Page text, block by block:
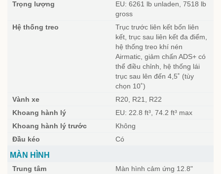
Trọng lượng
EU: 6261 lb unladen, 7518 lb
gross
Hệ thống treo
Trục trước liên kết bốn liên
kết, trục sau liên kết đa điểm,
hệ thống treo khí nén
Airmatic, giảm chấn ADS+ có
thể điều chỉnh, hệ thống lái
trục sau lên đến 4,5˚ (tùy
chọn 10˚)
Vành xe
R20, R21, R22
Khoang hành lý
EU: 22.8 ft³, 74.2 ft³ max
Khoang hành lý trước
Không
Đầu kéo
Có
MÀN HÌNH
Trung tâm
Màn hình cảm ứng 12.8"